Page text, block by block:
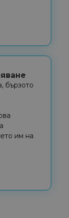
бързото
им на